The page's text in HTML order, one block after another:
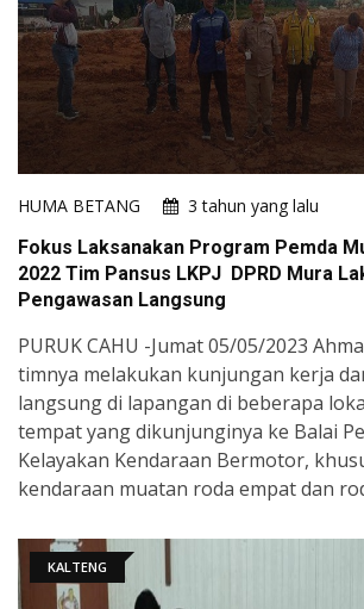
HUMA BETANG
3 tahun yang lalu
Fokus Laksanakan Program Pemda
2022 Tim Pansus LKPJ DPRD Mura
Pengawasan Langsung
PURUK CAHU -Jumat 05/05/2023
timnya melakukan kunjungan kerja
langsung di lapangan di beberapa
tempat yang dikunjunginya ke Balai
Kelayakan Kendaraan Bermotor,
kendaraan muatan roda empat dan
KALTENG